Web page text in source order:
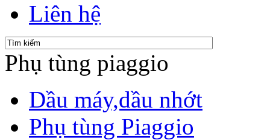
Liên hệ
Phụ tùng piaggio
Dầu máy,dầu nhớt
Phụ tùng Piaggio